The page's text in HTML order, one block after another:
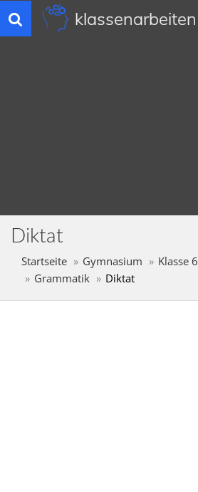
Toggle
navigation
klassenarbeiten
Diktat
Startseite Gymnasium Klasse 6
Grammatik
Diktat